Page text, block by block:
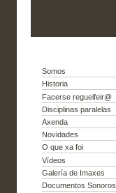
Somos
Historia
Facerse regueifeir@
Disciplinas paralelas
Axenda
Novidades
O que xa foi
Vídeos
Galería de Imaxes
Documentos Sonoros